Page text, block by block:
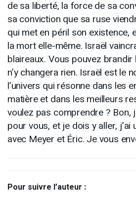
de sa liberté, la force de sa
sa conviction que sa ruse
qui met en péril son existence,
la mort elle-même. Israël
blaireaux. Vous pouvez brandir
n’y changera rien. Israël est le
l’univers qui résonne dans les
matière et dans les meilleurs
voulez pas comprendre ? Bon,
pour vous, et je dois y aller, j’ai
avec Meyer et Éric. Je vous
Pour suivre l’auteur :